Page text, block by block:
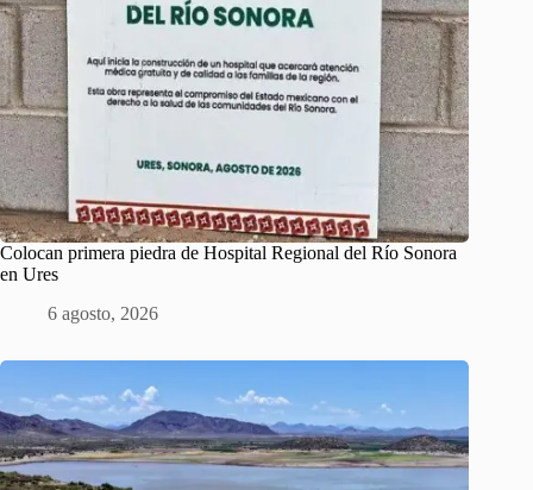
Colocan primera piedra de Hospital Regional del Río Sonora
en Ures
6 agosto, 2026